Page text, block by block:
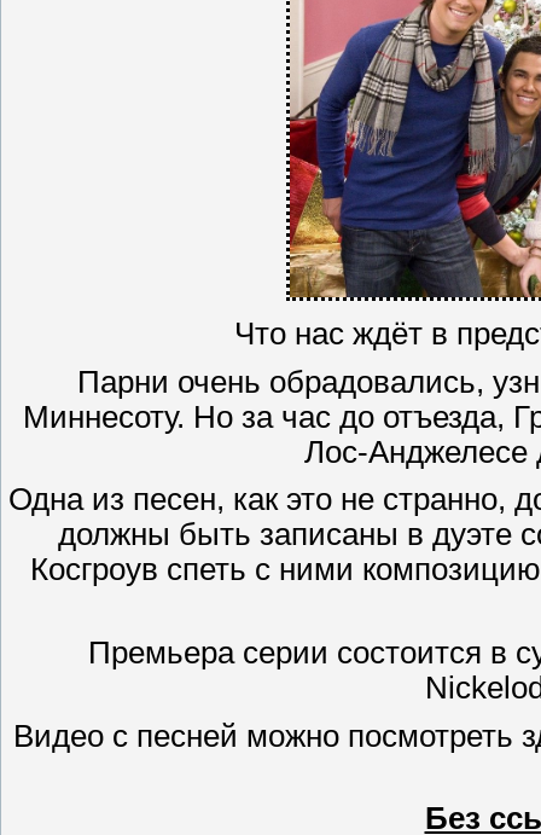
Что нас ждёт в
Парни очень обрадовались,
Миннесоту. Но за час до отъезда,
Лос-Анджелесе
Одна из песен, как это не странно,
должны быть записаны в дуэте
Косгроув спеть с ними
Премьера серии состоится в
Видео с песней можно посмотреть
Без